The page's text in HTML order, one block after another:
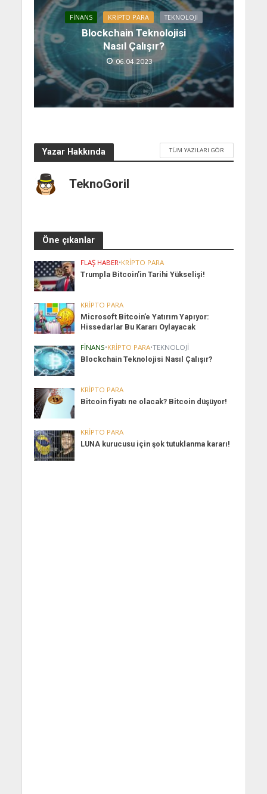
FINANS KRIPTO PARA TEKNOLOJI
Blockchain Teknolojisi
Nasıl Çalışır?
06.04.2023
Yazar Hakkında TÜM YAZILARI GÖR
TeknoGoril
Öne çıkanlar
FLAŞ HABER•KRIPTO PARA
Trumpla Bitcoin’in Tarihi Yükselişi!
KRIPTO PARA
Microsoft Bitcoin’e Yatırım Yapıyor:
Hissedarlar Bu Kararı Oylayacak
FINANS•KRIPTO PARA•TEKNOLOJI
Blockchain Teknolojisi Nasıl Çalışır?
KRIPTO PARA
Bitcoin fiyatı ne olacak? Bitcoin düşüyor!
KRIPTO PARA
LUNA kurucusu için şok tutuklanma kararı!